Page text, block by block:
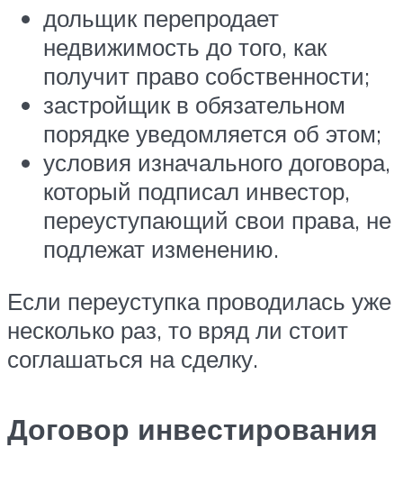
дольщик перепродает
недвижимость до того, как
получит право собственности;
застройщик в обязательном
порядке уведомляется об этом;
условия изначального договора,
который подписал инвестор,
переуступающий свои права, не
подлежат изменению.
Если переуступка проводилась уже
несколько раз, то вряд ли стоит
соглашаться на сделку.
Договор инвестирования